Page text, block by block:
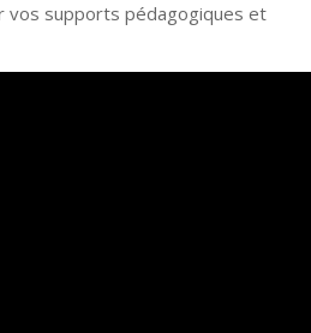
vos supports pédagogiques et